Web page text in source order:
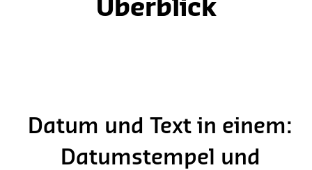
Überblick
Datum und Text in einem:
Datumstempel und